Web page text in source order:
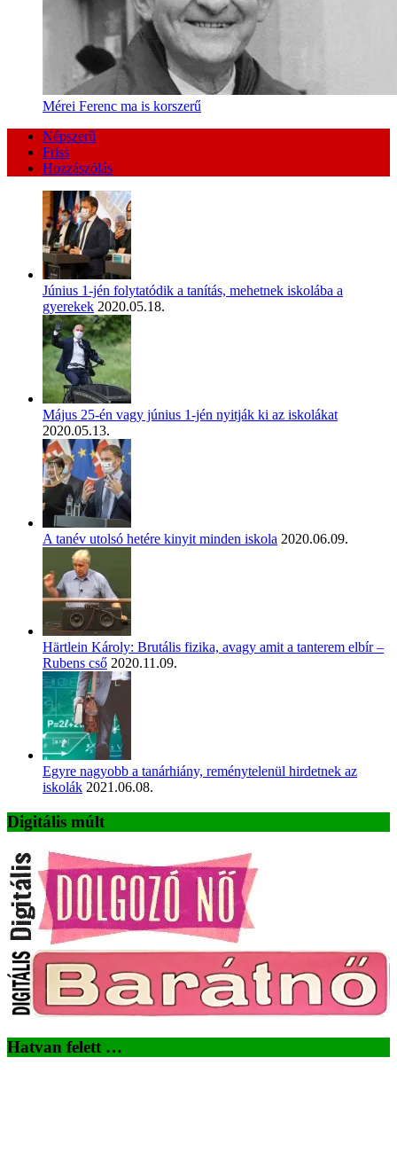
Mérei Ferenc ma is korszerű
Népszerű
Friss
Hozzászólás
Június 1-jén folytatódik a tanítás, mehetnek iskolába a
gyerekek 2020.05.18.
Május 25-én vagy június 1-jén nyitják ki az iskolákat
2020.05.13.
A tanév utolsó hetére kinyit minden iskola 2020.06.09.
Härtlein Károly: Brutális fizika, avagy amit a tanterem elbír –
Rubens cső 2020.11.09.
Egyre nagyobb a tanárhiány, reménytelenül hirdetnek az
iskolák 2021.06.08.
Digitális múlt
Hatvan felett …